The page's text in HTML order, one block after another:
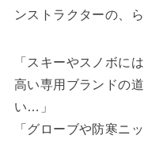
ンストラクターの、
「スキーやスノボに
高い専用ブランドの
い…」
「グローブや防寒ニ